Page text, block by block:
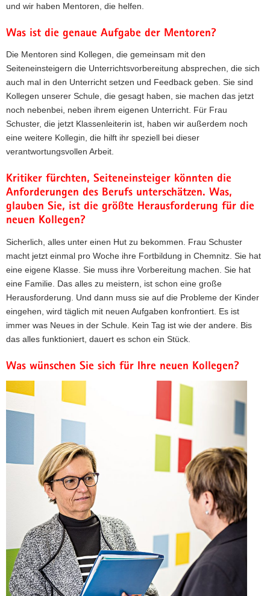
und wir haben Mentoren, die helfen.
Was ist die genaue Aufgabe der Mentoren?
Die Mentoren sind Kollegen, die gemeinsam mit den
Seiteneinsteigern die Unterrichtsvorbereitung absprechen, die sich
auch mal in den Unterricht setzen und Feedback geben. Sie sind
Kollegen unserer Schule, die gesagt haben, sie machen das jetzt
noch nebenbei, neben ihrem eigenen Unterricht. Für Frau
Schuster, die jetzt Klassenleiterin ist, haben wir außerdem noch
eine weitere Kollegin, die hilft ihr speziell bei dieser
verantwortungsvollen Arbeit.
Kritiker fürchten, Seiteneinsteiger könnten die
Anforderungen des Berufs unterschätzen. Was,
glauben Sie, ist die größte Herausforderung für die
neuen Kollegen?
Sicherlich, alles unter einen Hut zu bekommen. Frau Schuster
macht jetzt einmal pro Woche ihre Fortbildung in Chemnitz. Sie hat
eine eigene Klasse. Sie muss ihre Vorbereitung machen. Sie hat
eine Familie. Das alles zu meistern, ist schon eine große
Herausforderung. Und dann muss sie auf die Probleme der Kinder
eingehen, wird täglich mit neuen Aufgaben konfrontiert. Es ist
immer was Neues in der Schule. Kein Tag ist wie der andere. Bis
das alles funktioniert, dauert es schon ein Stück.
Was wünschen Sie sich für Ihre neuen Kollegen?